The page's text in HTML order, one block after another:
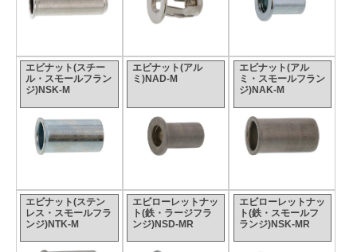
エビナット(スチー
ル・スモールフラン
ジ)NSK-M
エビナット(アル
ミ)NAD-M
エビナット(アル
ミ・スモールフラン
ジ)NAK-M
エビナット(ステン
レス・スモールフラ
ンジ)NTK-M
エビローレットナッ
ト(鉄・ラージフラ
ンジ)NSD-MR
エビローレットナッ
ト(鉄・スモールフ
ランジ)NSK-MR